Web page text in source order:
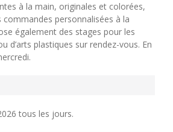
à la main, originales et colorées,
commandes personnalisées à la
également des stages pour les
d’arts plastiques sur rendez-vous. En
tous les jours.